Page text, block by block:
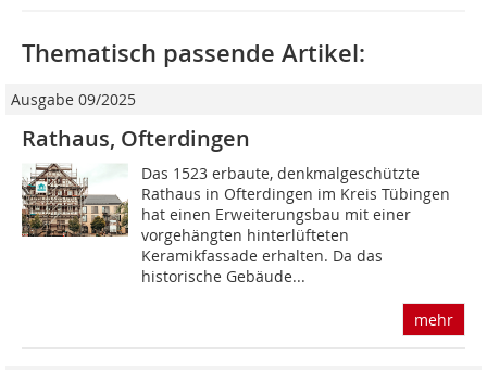
Thematisch passende Artikel:
Ausgabe 09/2025
Rathaus, Ofterdingen
Das 1523 erbaute, denkmalgeschützte
Rathaus in Ofterdingen im Kreis Tübingen
hat einen Erweiterungsbau mit einer
vorgehängten hinterlüfteten
Keramikfassade erhalten. Da das
historische Gebäude...
mehr